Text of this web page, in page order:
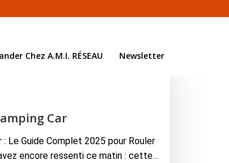
Chez A.M.I. RÉSEAU Newsletter
Car
Le Guide Complet 2025 pour Rouler
encore ressenti ce matin : cette...